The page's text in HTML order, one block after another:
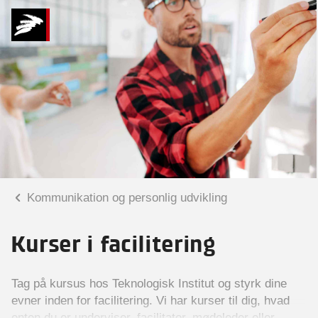
Kommunikation og personlig udvikling
Kurser i facilitering
Tag på kursus hos Teknologisk Institut og styrk dine
evner inden for facilitering. Vi har kurser til dig, hvad